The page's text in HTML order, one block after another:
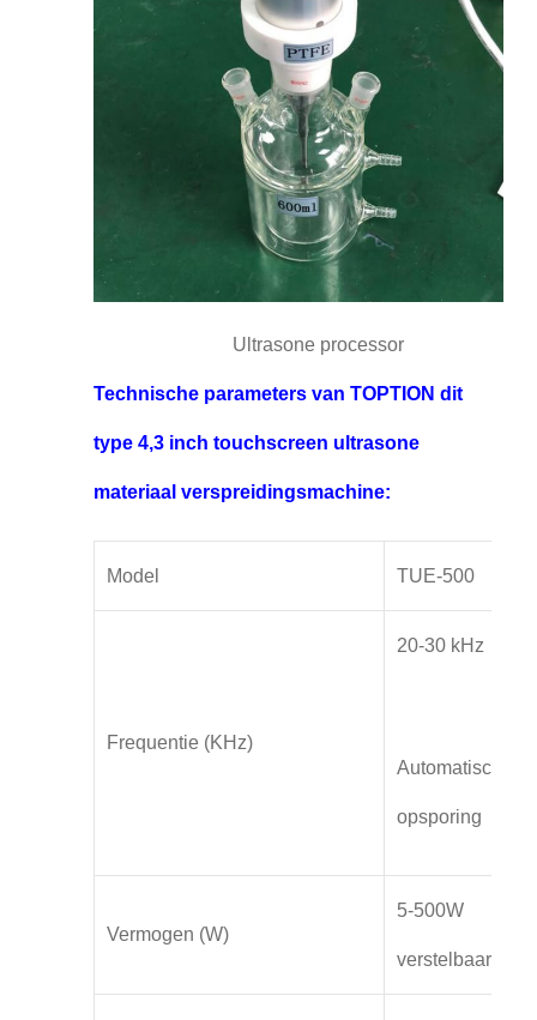
Ultrasone processor
Technische parameters van TOPTION dit
type 4,3 inch touchscreen ultrasone
materiaal verspreidingsmachine:
Model TUE-500
Frequentie (KHz)
20-30 kHz
Automatische
opsporing
Vermogen (W)
5-500W
verstelbaar